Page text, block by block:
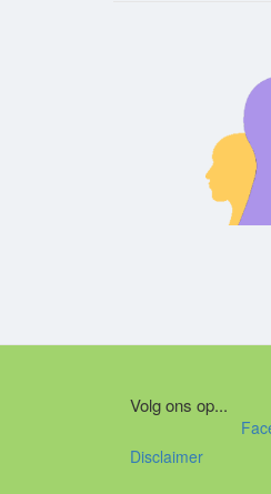
Volg ons op...
Disclaimer